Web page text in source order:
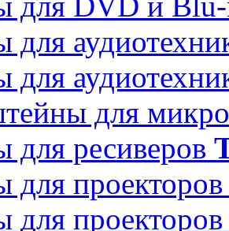
для
для
для
для ресиверов
для
для